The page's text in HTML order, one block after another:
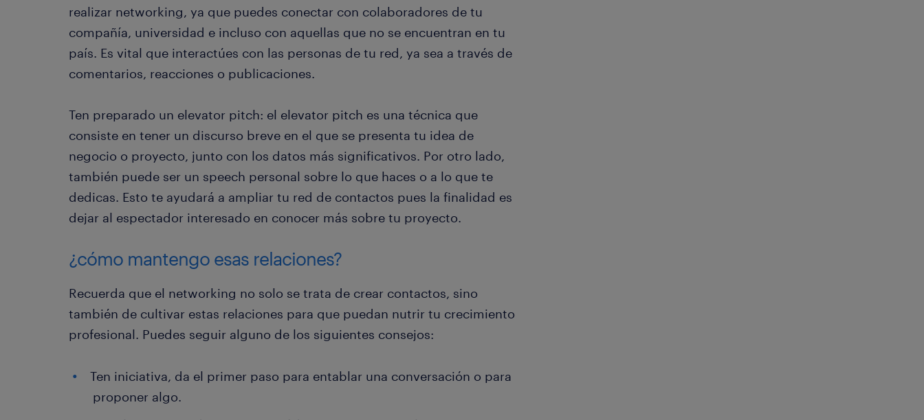
realizar networking, ya que puedes conectar con colaboradores de tu
compañía, universidad e incluso con aquellas que no se encuentran en tu
país. Es vital que interactúes con las personas de tu red, ya sea a través de
comentarios, reacciones o publicaciones.
Ten preparado un elevator pitch: el elevator pitch es una técnica que
consiste en tener un discurso breve en el que se presenta tu idea de
negocio o proyecto, junto con los datos más significativos. Por otro lado,
también puede ser un speech personal sobre lo que haces o a lo que te
dedicas. Esto te ayudará a ampliar tu red de contactos pues la finalidad es
dejar al espectador interesado en conocer más sobre tu proyecto.
¿cómo mantengo esas relaciones?
Recuerda que el networking no solo se trata de crear contactos, sino
también de cultivar estas relaciones para que puedan nutrir tu crecimiento
profesional. Puedes seguir alguno de los siguientes consejos:
Ten iniciativa, da el primer paso para entablar una conversación o para
proponer algo.